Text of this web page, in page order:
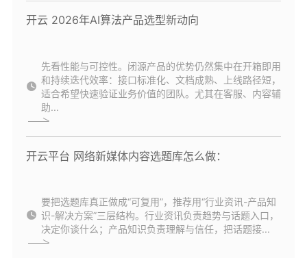
开云 2026年AI算法产品选型新动向
先看性能与可控性。闭源产品的优势仍然集中在开箱即用
和持续迭代效率：接口标准化、文档成熟、上线路径短，
适合希望快速验证业务价值的团队。尤其在客服、内容辅
助...
开云平台 网络新媒体内容选题库怎么做：
要把选题库真正做成“可复用”，推荐用“行业资讯-产品知
识-解决方案”三层结构。行业资讯负责趋势与话题入口，
决定你谈什么；产品知识负责理解与信任，把话题接...